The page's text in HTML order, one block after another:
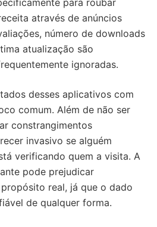
através de anúncios
número de downloads
atualização são
ignoradas.
desses aplicativos com
comum. Além de não ser
constrangimentos
invasivo se alguém
verificando quem a visita. A
pode prejudicar
real, já que o dado
de qualquer forma.